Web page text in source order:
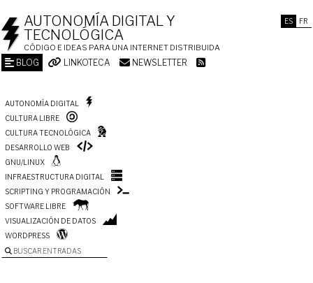
ES FR
AUTONOMÍA DIGITAL Y
TECNOLÓGICA
CÓDIGO E IDEAS PARA UNA INTERNET DISTRIBUIDA
BLOG LINKOTECA NEWSLETTER
AUTONOMÍA DIGITAL
CULTURA LIBRE
CULTURA TECNOLÓGICA
DESARROLLO WEB
GNU/LINUX
INFRAESTRUCTURA DIGITAL
SCRIPTING Y PROGRAMACIÓN
SOFTWARE LIBRE
VISUALIZACIÓN DE DATOS
WORDPRESS
BUSCAR ENTRADAS